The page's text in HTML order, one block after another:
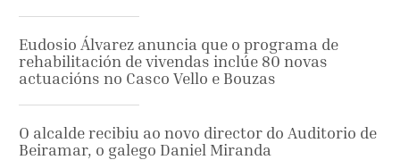
Eudosio Álvarez anuncia que o programa de
rehabilitación de vivendas inclúe 80 novas
actuacións no Casco Vello e Bouzas
O alcalde recibiu ao novo director do Auditorio de
Beiramar, o galego Daniel Miranda